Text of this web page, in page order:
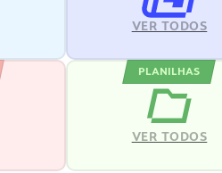
VER TODOS
PLANILHAS
VER TODOS